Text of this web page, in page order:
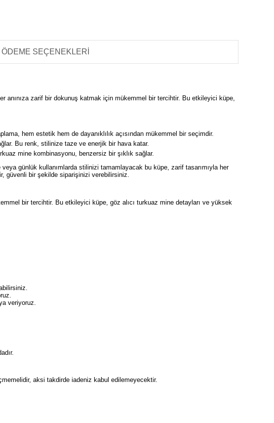
ÖDEME SEÇENEKLERI
anınıza zarif bir dokunuş katmak için mükemmel bir tercihtir. Bu etkileyici küpe,
hem estetik hem de dayanıklılık açısından mükemmel bir seçimdir.
Bu renk, stilinize taze ve enerjik bir hava katar.
mine kombinasyonu, benzersiz bir şıklık sağlar.
günlük kullanımlarda stilinizi tamamlayacak bu küpe, zarif tasarımıyla her
güvenli bir şekilde siparişinizi verebilirsiniz.
bir tercihtir. Bu etkileyici küpe, göz alıcı turkuaz mine detayları ve yüksek
veriyoruz.
aksi takdirde iadeniz kabul edilemeyecektir.